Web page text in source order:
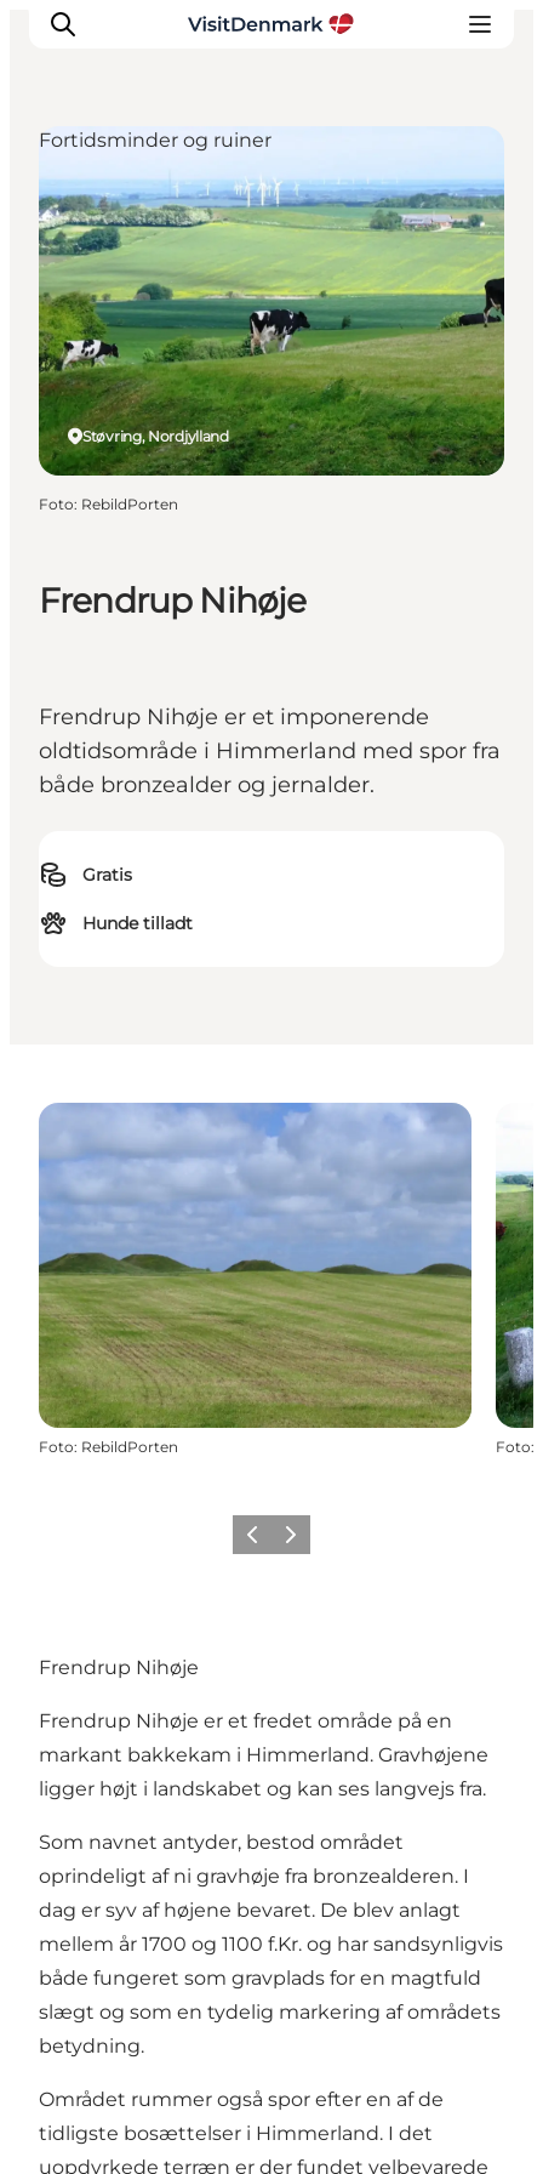
Inspiration
Destinationer
Oplevelser
Overnatning
Planlæg ferien
Frendrup Nihøje
Frendrup Nihøje er et imponerende
oldtidsområde i Himmerland med spor fra
både bronzealder og jernalder.
Gratis
Hunde tilladt
Støvring, Nordjylland
Fortidsminder og ruiner
Foto: RebildPorten
Foto: RebildPorten Foto:
ForrigeNæste
Frendrup Nihøje
Frendrup Nihøje er et fredet område på en
markant bakkekam i Himmerland. Gravhøjene
ligger højt i landskabet og kan ses langvejs fra.
Som navnet antyder, bestod området
oprindeligt af ni gravhøje fra bronzealderen. I
dag er syv af højene bevaret. De blev anlagt
mellem år 1700 og 1100 f.Kr. og har sandsynligvis
både fungeret som gravplads for en magtfuld
slægt og som en tydelig markering af områdets
betydning.
Området rummer også spor efter en af de
tidligste bosættelser i Himmerland. I det
uopdyrkede terræn er der fundet velbevarede